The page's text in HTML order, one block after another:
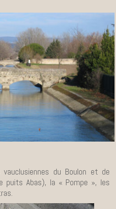
du Boulon et de
puits Abas), la « Pompe », les